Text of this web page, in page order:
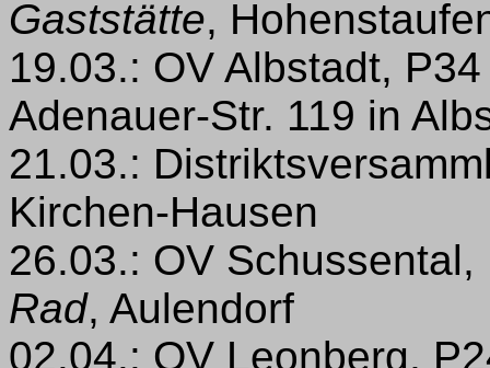
Gaststätte,
19.03.: OV Albstadt,
Adenauer-Str. 119 in
21.03.:
Kirchen-Hausen
26.03.: OV
Rad, Aulendorf
02.04.: OV Leonberg,